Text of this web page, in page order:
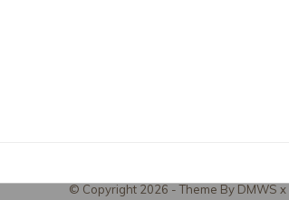
© Copyright 2026 - Theme By DMWS x